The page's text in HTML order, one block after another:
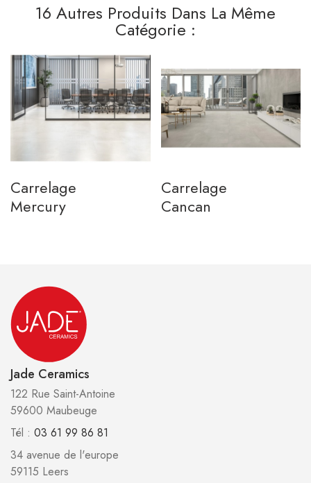
16 Autres Produits Dans La Même
Catégorie :
Carrelage
Mercury
Carrelage
Cancan
Jade Ceramics
122 Rue Saint-Antoine
59600 Maubeuge
Tél : 03 61 99 86 81
34 avenue de l'europe
59115 Leers